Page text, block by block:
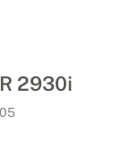
2930i